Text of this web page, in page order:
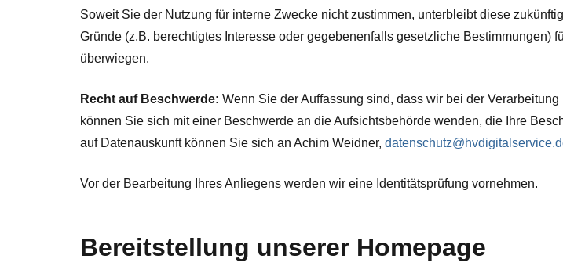
Soweit Sie der Nutzung für interne Zwecke nicht zustimmen, unterbleibt diese
Gründe (z.B. berechtigtes Interesse oder gegebenenfalls gesetzliche Bestimmungen)
überwiegen.
Recht auf Beschwerde: Wenn Sie der Auffassung sind, dass wir bei der
können Sie sich mit einer Beschwerde an die Aufsichtsbehörde wenden, die Ihre
auf Datenauskunft können Sie sich an Achim Weidner,
Vor der Bearbeitung Ihres Anliegens werden wir eine Identitätsprüfung vornehmen.
Bereitstellung unserer Homepage